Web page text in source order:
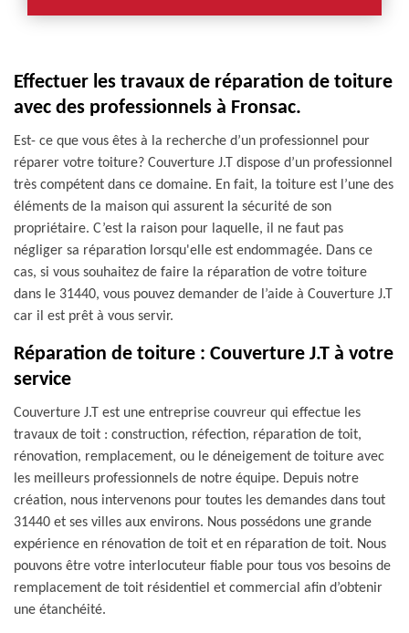
Effectuer les travaux de réparation de toiture
avec des professionnels à Fronsac.
Est- ce que vous êtes à la recherche d’un professionnel pour
réparer votre toiture? Couverture J.T dispose d’un professionnel
très compétent dans ce domaine. En fait, la toiture est l’une des
éléments de la maison qui assurent la sécurité de son
propriétaire. C’est la raison pour laquelle, il ne faut pas
négliger sa réparation lorsqu'elle est endommagée. Dans ce
cas, si vous souhaitez de faire la réparation de votre toiture
dans le 31440, vous pouvez demander de l’aide à Couverture J.T
car il est prêt à vous servir.
Réparation de toiture : Couverture J.T à votre
service
Couverture J.T est une entreprise couvreur qui effectue les
travaux de toit : construction, réfection, réparation de toit,
rénovation, remplacement, ou le déneigement de toiture avec
les meilleurs professionnels de notre équipe. Depuis notre
création, nous intervenons pour toutes les demandes dans tout
31440 et ses villes aux environs. Nous possédons une grande
expérience en rénovation de toit et en réparation de toit. Nous
pouvons être votre interlocuteur fiable pour tous vos besoins de
remplacement de toit résidentiel et commercial afin d’obtenir
une étanchéité.